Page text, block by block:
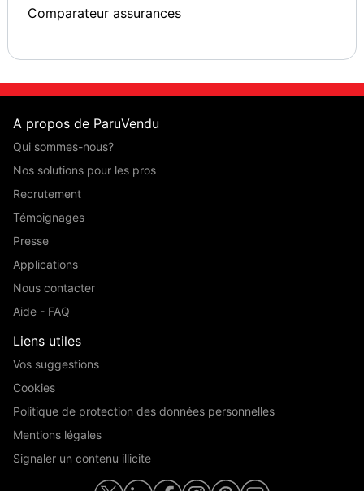
Comparateur assurances
A propos de ParuVendu
Qui sommes-nous?
Nos solutions pour les pros
Recrutement
Témoignages
Presse
Applications
Nous contacter
Aide - FAQ
Liens utiles
Vos suggestions
Cookies
Politique de protection des données personnelles
Mentions légales
Signaler un contenu illicite